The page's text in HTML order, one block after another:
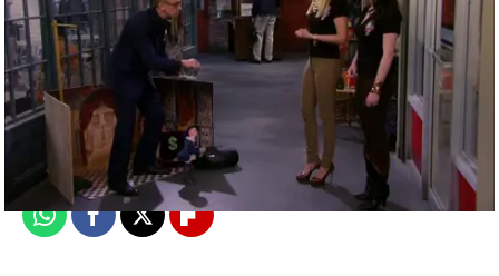
neox
Publicado: 05 de noviembre de 2015, 10:16
WhatsappFacebook
X Flipboard